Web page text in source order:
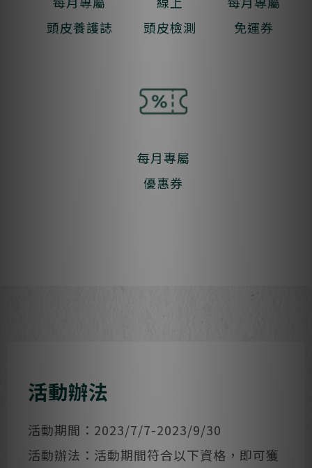
頭皮養護誌
頭皮檢測
免運券
每月專屬
優惠券
活動辦法
活動期間：2023/7/7-2023/9/30
活動辦法：活動期間符合以下資格，即可獲